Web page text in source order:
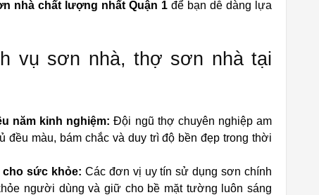
nhà chất lượng nhất Quận 1 để bạn dễ dàng lựa
vụ sơn nhà, thợ sơn nhà tại
năm kinh nghiệm: Đội ngũ thợ chuyên nghiệp am
đều màu, bám chắc và duy trì độ bền đẹp trong thời
cho sức khỏe: Các đơn vị uy tín sử dụng sơn chính
người dùng và giữ cho bề mặt tường luôn sáng